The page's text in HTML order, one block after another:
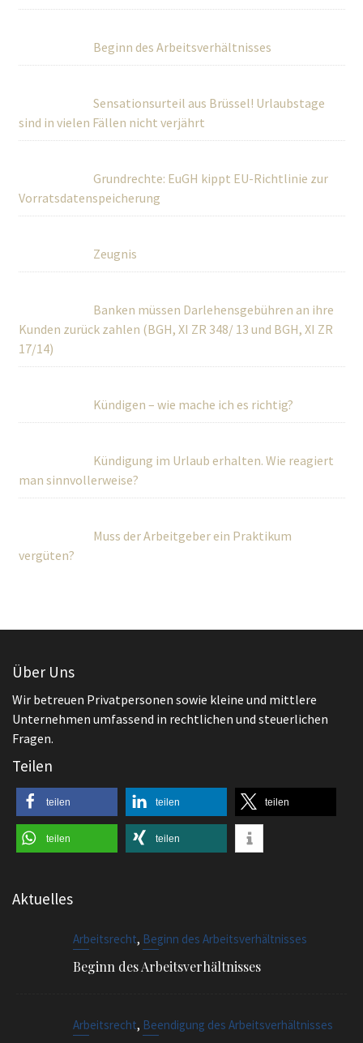
Beginn des Arbeitsverhältnisses
Sensationsurteil aus Brüssel! Urlaubstage
sind in vielen Fällen nicht verjährt
Grundrechte: EuGH kippt EU-Richtlinie zur
Vorratsdatenspeicherung
Zeugnis
Banken müssen Darlehensgebühren an ihre
Kunden zurück zahlen (BGH, XI ZR 348/ 13 und BGH, XI ZR
17/14)
Kündigen – wie mache ich es richtig?
Kündigung im Urlaub erhalten. Wie reagiert
man sinnvollerweise?
Muss der Arbeitgeber ein Praktikum
vergüten?
Über Uns
Wir betreuen Privatpersonen sowie kleine und mittlere
Unternehmen umfassend in rechtlichen und steuerlichen
Fragen.
Teilen
teilen teilen teilen
teilen teilen
Aktuelles
Arbeitsrecht, Beginn des Arbeitsverhältnisses
Beginn des Arbeitsverhältnisses
Arbeitsrecht, Beendigung des Arbeitsverhältnisses